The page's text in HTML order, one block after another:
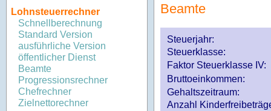
Lohnsteuerrechner
Schnellberechnung
Standard Version
ausführliche Version
öffentlicher Dienst
Beamte
Progressionsrechner
Chefrechner
Zielnettorechner
Beamte
Steuerjahr:
Steuerklasse:
Faktor Steuerklasse IV:
Bruttoeinkommen:
Gehaltszeitraum:
Anzahl